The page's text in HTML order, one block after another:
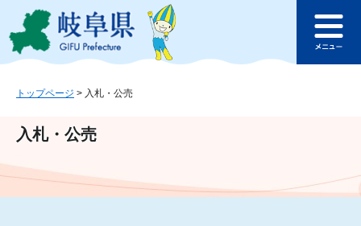
ジ
ュ
文
このページの本文へ
ュ
トップページ > 入札・公売
入札・公売